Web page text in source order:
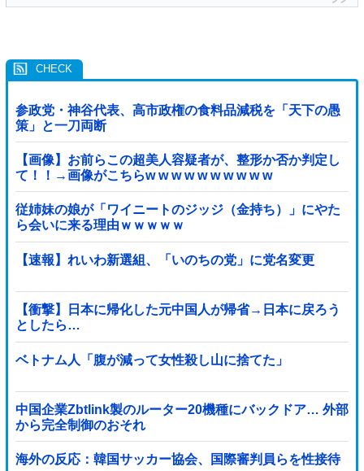
参政党・神谷代表、高市政権の食料品減税を「天下の愚
策」と一刀両断
【画像】お前らこの超美人容疑者が、整形か否か判定し
て！！→画像がこちらw w w w w w w w w w
従姉妹の娘が「ワイニートのジッジ（金持ち）」にやた
ら会いに来る理由ｗｗｗｗｗ
【速報】れいわ新選組、「いのちの党」に党名変更
【衝撃】日本に帰化した元中国人が帰省→日本に戻ろう
としたら…
ベトナム人「腹が減って女性殺し山に捨てた」
中国企業Zbtlink製のルーター20機種にバックドア… 外部
から完全制御のおそれ
海外の反応：韓国サッカー協会、国際審判員らを性接待